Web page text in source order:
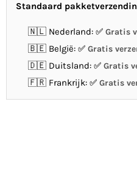
Standaard
🇳🇱 Nederland: Gratis
🇧🇪 België: Gratis
🇩🇪 Duitsland: Gratis
🇫🇷 Frankrijk: Gratis